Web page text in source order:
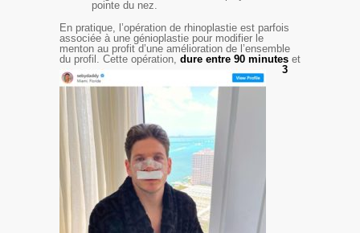
pointe du nez.
En pratique, l’opération de rhinoplastie est parfois
associée à une génioplastie pour modifier le
menton au profit d’une amélioration de l’ensemble
du profil. Cette opération, dure entre 90 minutes et
3